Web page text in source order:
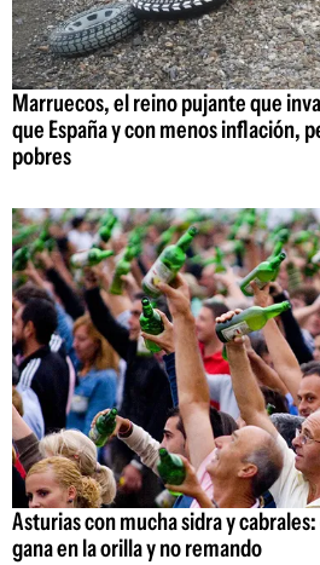
Marruecos, el reino pujante que
que España y con menos inflación,
pobres
Asturias con mucha sidra y
gana en la orilla y no remando